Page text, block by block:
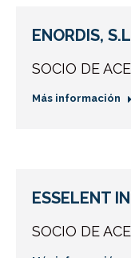
ENORDIS,
SOCIO DE
Más información
ESSELENT
SOCIO DE